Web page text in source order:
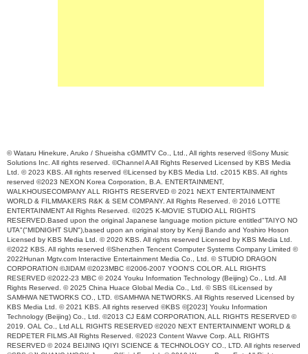
© Wataru Hinekure, Aruko / Shueisha cGMMTV Co., Ltd., All rights reserved ©Sony Music
Solutions Inc. All rights reserved. ©Channel A All Rights Reserved Licensed by KBS Media
Ltd. © 2023 KBS. All rights reserved ©Licensed by KBS Media Ltd. c2015 KBS. All rights
reserved ©2023 NEXON Korea Corporation, B.A. ENTERTAINMENT,
WALKHOUSECOMPANY ALL RIGHTS RESERVED © 2021 NEXT ENTERTAINMENT
WORLD & FILMMAKERS R&K & SEM COMPANY. All Rights Reserved. © 2016 LOTTE
ENTERTAINMENT All Rights Reserved. ©2025 K-MOVIE STUDIO ALL RIGHTS
RESERVED.Based upon the original Japanese language motion picture entitled"TAIYO NO
UTA"("MIDNIGHT SUN"),based upon an original story by Kenji Bando and Yoshiro Hoson
Licensed by KBS Media Ltd. © 2020 KBS. All rights reserved Licensed by KBS Media Ltd.
©2022 KBS. All rights reserved ©Shenzhen Tencent Computer Systems Company Limited ©
2022Hunan Mgtv.com Interactive Entertainment Media Co., Ltd. © STUDIO DRAGON
CORPORATION ©JIDAM ©2023MBC ©2006-2007 YOON'S COLOR. ALL RIGHTS
RESERVED ©2022-23 MBC © 2024 Youku Information Technology (Beijing) Co., Ltd. All
Rights Reserved. © 2025 China Huace Global Media Co., Ltd. © SBS ©Licensed by
SAMHWA NETWORKS CO., LTD. ©SAMHWA NETWORKS. All Rights reserved Licensed by
KBS Media Ltd. © 2021 KBS. All rights reserved ©KBS ©[2023] Youku Information
Technology (Beijing) Co., Ltd. ©2013 CJ E&M CORPORATION, ALL RIGHTS RESERVED ©
2019. OAL Co., Ltd ALL RIGHTS RESERVED ©2020 NEXT ENTERTAINMENT WORLD &
REDPETER FILMS.All Rights Reserved. ©2023 Content Wavve Corp. ALL RIGHTS
RESERVED © 2024 BEIJING IQIYI SCIENCE & TECHNOLOGY CO., LTD. All rights reserved